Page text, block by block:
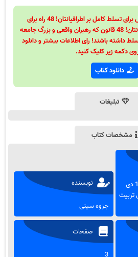
48 قانون قدرت! 48 فرمول برای تسلط کامل بر اطرافیانتان! 48 راه برای
رهبری گروه، جمع و زیر دستانتان! 48 قانون که رهبران واقعی و بزرگ جامعه
داشته باشند! رای اطلاعات بیشتر و دانلود
دکمه زیر کلیک کنید.
دانلود کتاب
تبلیغات
مشخصات کتاب
نمونه سوال امتحانی جامعه 1 دی
تربیت
نویسنده
جزوه سیتی
صفحات
3